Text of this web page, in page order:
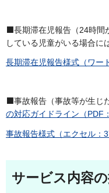
⬛長期滞在児報告（24時
している児童がいる場合に
長期滞在児報告様式（ワー
⬛事故報告（事故等が生じ
の対応ガイドライン（PDF
事故報告様式（エクセル：
サービス内容